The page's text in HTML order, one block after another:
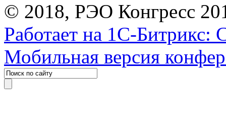
© 2018, РЭО Конгресс
Работает на 1С-Битрикс:
Мобильная версия